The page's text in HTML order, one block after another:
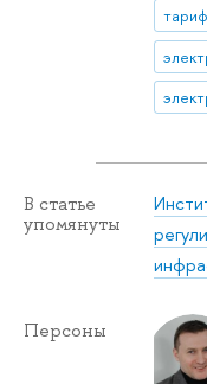
В статье
упомянуты
Персоны